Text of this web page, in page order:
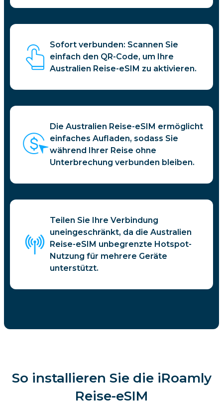
Sofort verbunden: Scannen Sie
einfach den QR-Code, um Ihre
Australien Reise-eSIM zu aktivieren.
Die Australien Reise-eSIM ermöglicht
einfaches Aufladen, sodass Sie
während Ihrer Reise ohne
Unterbrechung verbunden bleiben.
Teilen Sie Ihre Verbindung
uneingeschränkt, da die Australien
Reise-eSIM unbegrenzte Hotspot-
Nutzung für mehrere Geräte
unterstützt.
So installieren Sie die iRoamly
Reise-eSIM